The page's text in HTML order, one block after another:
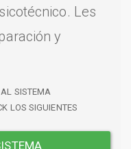
Les
y
SISTEMA
LOS SIGUIENTES